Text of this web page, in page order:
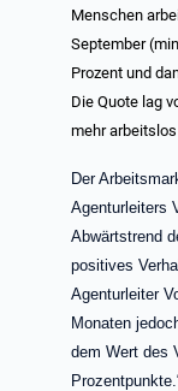
Menschen
September
Prozent und
Die Quote lag
mehr
Der
Agenturleiters
Abwärtstrend
positives
Agenturleiter
Monaten
dem Wert des